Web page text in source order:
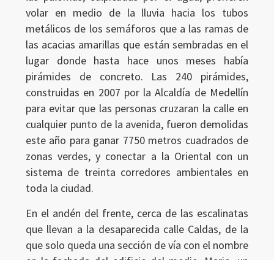
volar en medio de la lluvia hacia los tubos
metálicos de los semáforos que a las ramas de
las acacias amarillas que están sembradas en el
lugar donde hasta hace unos meses había
pirámides de concreto. Las 240 pirámides,
construidas en 2007 por la Alcaldía de Medellín
para evitar que las personas cruzaran la calle en
cualquier punto de la avenida, fueron demolidas
este año para ganar 7750 metros cuadrados de
zonas verdes, y conectar a la Oriental con un
sistema de treinta corredores ambientales en
toda la ciudad.
En el andén del frente, cerca de las escalinatas
que llevan a la desaparecida calle Caldas, de la
que solo queda una sección de vía con el nombre